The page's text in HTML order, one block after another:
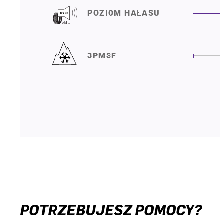
POZIOM HAŁASU
3PMSF
POTRZEBUJESZ POMOCY?